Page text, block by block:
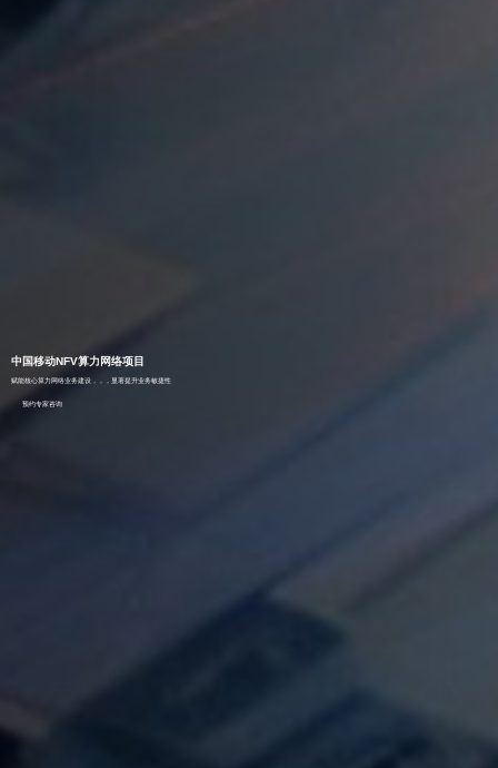
中国移动NFV算力网络项目
赋能核心算力网络业务建设，，，显著提升业务敏捷性
预约专家咨询